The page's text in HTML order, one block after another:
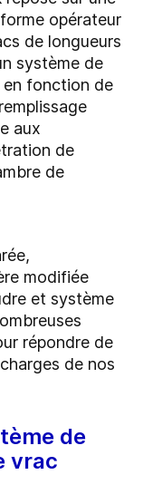
opérateur
de longueurs
système de
en fonction de
aux
de
de
modifiée
et système
répondre de
de nos
de
vrac